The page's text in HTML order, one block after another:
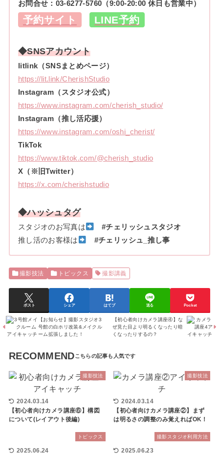
お問合せ： 03-6277-5760 （9:00-20:00 休日も営業中）
予約サイト LINE予約
◆SNSアカウント
litlink（SNSまとめページ）
https://lit.link/CherishStudio
Instagram（スタジオ公式）
https://www.instagram.com/cherish_studio/
Instagram（推し活応援）
https://www.instagram.com/oshi_cherist/
TikTok
https://www.tiktok.com/@cherish_studio
X（※旧Twitter）
https://x.com/cherishstudio
◆ハッシュタグ
スタジオのお写真は
#チェリッシュスタジオ
推し活のお客様は
#チェリッシュ_推し事
撮影技法 トピックス 撮影講義
ポスト シェア はてブ 送る Pocket
【お知らせ】撮影スタジオ3
号館の白ホリ改装&メイクル
ーム拡張しました！
【初心者向けカメラ講座④】な
ぜ見た目より明るくなったり暗
くなったりするの？
RECOMMEND
撮影技法
2024.03.14
【初心者向けカメラ講座⑥】構図
について(レイアウト後編)
撮影技法
2024.03.14
【初心者向けカメラ講座②】まず
は明るさの調整のみ覚えればOK！
トピックス
2025.06.24
撮影スタジオ利用方法
2025.06.23